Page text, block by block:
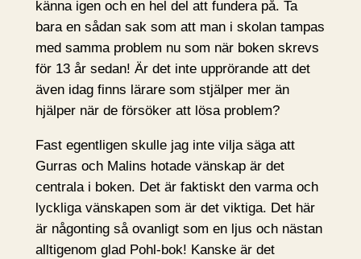
känna igen och en hel del att fundera på. Ta
bara en sådan sak som att man i skolan tampas
med samma problem nu som när boken skrevs
för 13 år sedan! Är det inte upprörande att det
även idag finns lärare som stjälper mer än
hjälper när de försöker att lösa problem?
Fast egentligen skulle jag inte vilja säga att
Gurras och Malins hotade vänskap är det
centrala i boken. Det är faktiskt den varma och
lyckliga vänskapen som är det viktiga. Det här
är någonting så ovanligt som en ljus och nästan
alltigenom glad Pohl-bok! Kanske är det